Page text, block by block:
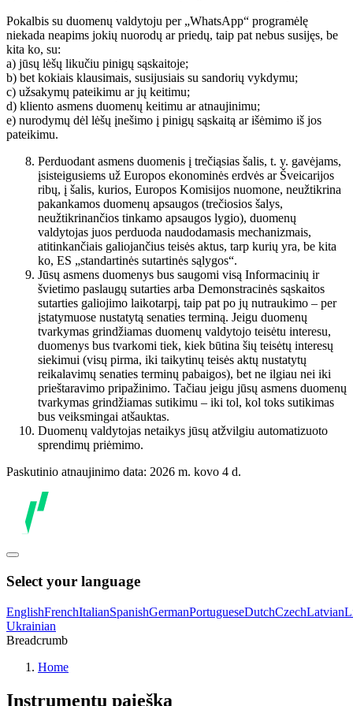
Pokalbis su duomenų valdytoju per „WhatsApp“ programėlę
niekada neapims jokių nuorodų ar priedų, taip pat nebus susijęs, be
kita ko, su:
a) jūsų lėšų likučiu pinigų sąskaitoje;
b) bet kokiais klausimais, susijusiais su sandorių vykdymu;
c) užsakymų pateikimu ar jų keitimu;
d) kliento asmens duomenų keitimu ar atnaujinimu;
e) nurodymų dėl lėšų įnešimo į pinigų sąskaitą ar išėmimo iš jos
pateikimu.
Perduodant asmens duomenis į trečiąsias šalis, t. y. gavėjams,
įsisteigusiems už Europos ekonominės erdvės ar Šveicarijos
ribų, į šalis, kurios, Europos Komisijos nuomone, neužtikrina
pakankamos duomenų apsaugos (trečiosios šalys,
neužtikrinančios tinkamo apsaugos lygio), duomenų
valdytojas juos perduoda naudodamasis mechanizmais,
atitinkančiais galiojančius teisės aktus, tarp kurių yra, be kita
ko, ES „standartinės sutartinės sąlygos“.
Jūsų asmens duomenys bus saugomi visą Informacinių ir
švietimo paslaugų sutarties arba Demonstracinės sąskaitos
sutarties galiojimo laikotarpį, taip pat po jų nutraukimo – per
įstatymuose nustatytą senaties terminą. Jeigu duomenų
tvarkymas grindžiamas duomenų valdytojo teisėtu interesu,
duomenys bus tvarkomi tiek, kiek būtina šių teisėtų interesų
siekimui (visų pirma, iki taikytinų teisės aktų nustatytų
reikalavimų senaties terminų pabaigos), bet ne ilgiau nei iki
prieštaravimo pripažinimo. Tačiau jeigu jūsų asmens duomenų
tvarkymas grindžiamas sutikimu – iki tol, kol toks sutikimas
bus veiksmingai atšauktas.
Duomenų valdytojas netaikys jūsų atžvilgiu automatizuoto
sprendimų priėmimo.
Paskutinio atnaujinimo data: 2026 m. kovo 4 d.
Select your language
EnglishFrenchItalianSpanishGermanPortugueseDutchCzechLatvian
Ukrainian
Breadcrumb
Home
Instrumentų paieška